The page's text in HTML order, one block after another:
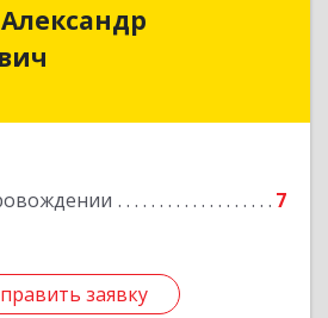
7
заявку
Поляков Александр
Подробнее
заявку